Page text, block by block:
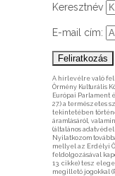
Keresztnév
E-mail cím:
A hírlevélre való
Örmény Kulturális
Európai Parlament
27.) a természetes
tekintetében
áramlásáról,
(általános
Nyilatkozom
mellyel az Erdélyi
feldolgozásával
13. cikke) tesz
megillető jogokkal